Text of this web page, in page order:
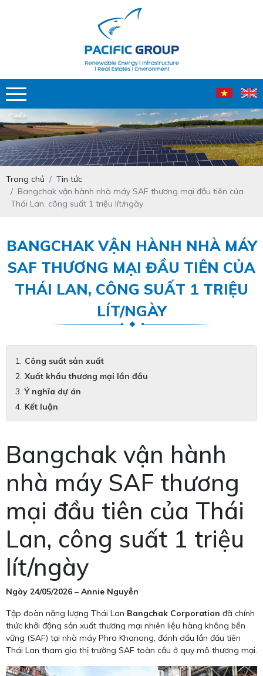
Trang chủ
Tin tức
Bangchak vận hành nhà máy SAF thương mại đầu tiên của
Thái Lan, công suất 1 triệu lít/ngày
BANGCHAK VẬN HÀNH NHÀ MÁY
SAF THƯƠNG MẠI ĐẦU TIÊN CỦA
THÁI LAN, CÔNG SUẤT 1 TRIỆU
LÍT/NGÀY
Công suất sản xuất
Xuất khẩu thương mại lần đầu
Ý nghĩa dự án
Kết luận
Bangchak vận hành
nhà máy SAF thương
mại đầu tiên của Thái
Lan, công suất 1 triệu
lít/ngày
Ngày 24/05/2026 – Annie Nguyễn
Tập đoàn năng lượng Thái Lan Bangchak Corporation đã chính
thức khởi động sản xuất thương mại nhiên liệu hàng không bền
vững (SAF) tại nhà máy Phra Khanong, đánh dấu lần đầu tiên
Thái Lan tham gia thị trường SAF toàn cầu ở quy mô thương mại.